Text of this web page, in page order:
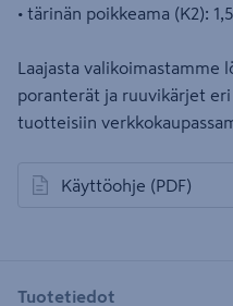
• tärinän poikkeama (K2):
Laajasta valikoimastamme
poranterät ja ruuvikärjet
tuotteisiin
Käyttöohje (PDF)
avautuu uuteen välilehteen
Tuotetiedot